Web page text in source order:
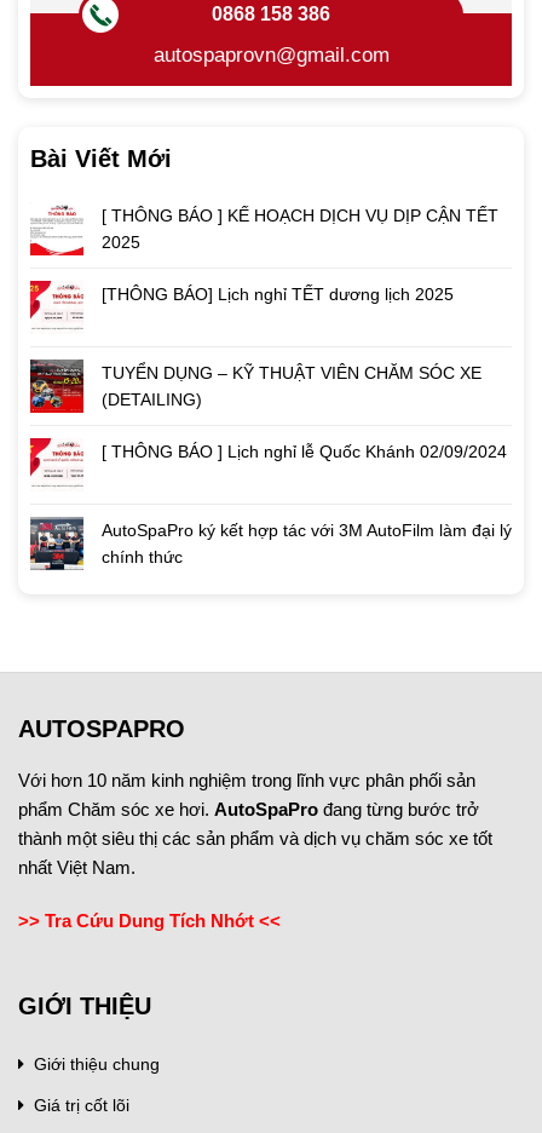
0868 158 386
autospaprovn@gmail.com
Bài Viết Mới
[ THÔNG BÁO ] KẾ HOẠCH DỊCH VỤ DỊP CẬN TẾT
2025
[THÔNG BÁO] Lịch nghỉ TẾT dương lịch 2025
TUYỂN DỤNG – KỸ THUẬT VIÊN CHĂM SÓC XE
(DETAILING)
[ THÔNG BÁO ] Lịch nghỉ lễ Quốc Khánh 02/09/2024
AutoSpaPro ký kết hợp tác với 3M AutoFilm làm đại lý
chính thức
AUTOSPAPRO
Với hơn 10 năm kinh nghiệm trong lĩnh vực phân phối sản
phẩm Chăm sóc xe hơi. AutoSpaPro đang từng bước trở
thành một siêu thị các sản phẩm và dịch vụ chăm sóc xe tốt
nhất Việt Nam.
>> Tra Cứu Dung Tích Nhớt <<
GIỚI THIỆU
Giới thiệu chung
Giá trị cốt lõi